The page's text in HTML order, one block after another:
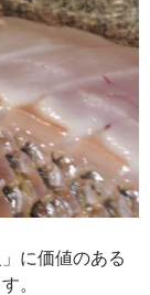
に価値のある
。